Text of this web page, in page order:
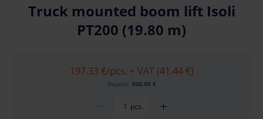
Truck mounted boom lift Isoli
PT200 (19.80 m)
197.33 €/pcs. + VAT (41.44 €)
Deposit 500.00 €
pcs.